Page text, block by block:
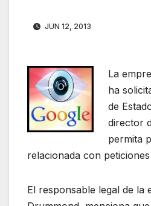
JUN 12, 2013
La
ha
de
director
permita
relacionada con
El responsable legal de la